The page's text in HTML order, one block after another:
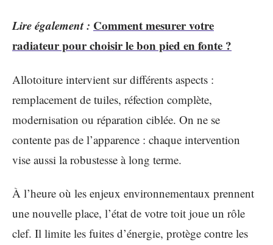
Lire également : Comment mesurer votre
radiateur pour choisir le bon pied en fonte ?
Allotoiture intervient sur différents aspects :
remplacement de tuiles, réfection complète,
modernisation ou réparation ciblée. On ne se
contente pas de l’apparence : chaque intervention
vise aussi la robustesse à long terme.
À l’heure où les enjeux environnementaux prennent
une nouvelle place, l’état de votre toit joue un rôle
clef. Il limite les fuites d’énergie, protège contre les